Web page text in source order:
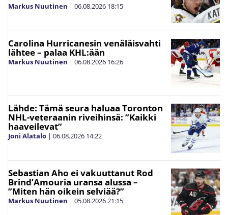
Markus Nuutinen | 06.08.2026 18:15
Carolina Hurricanesin venäläisvahti
lähtee – palaa KHL:ään
Markus Nuutinen | 06.08.2026 16:26
Lähde: Tämä seura haluaa Toronton
NHL-veteraanin riveihinsä: ”Kaikki
haaveilevat”
Joni Alatalo | 06.08.2026 14:22
Sebastian Aho ei vakuuttanut Rod
Brind’Amouria uransa alussa –
”Miten hän oikein selviää?”
Markus Nuutinen | 05.08.202621:15